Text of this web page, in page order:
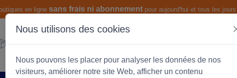
en ligne sans frais ni abonnementpour aujourd'hui et tous les
Les produits Les fonctionnalités
Nous utilisons des cookies
Nous pouvons les placer pour analyser les données de nos
visiteurs, améliorer notre site Web, afficher un contenu